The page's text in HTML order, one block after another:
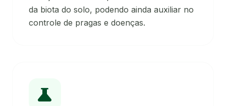
da biota do solo, podendo ainda auxiliar no
controle de pragas e doenças.
science